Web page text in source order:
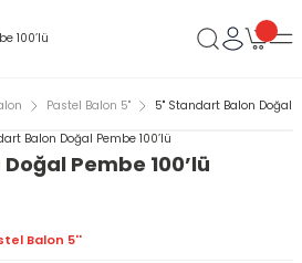
Pastel Balon 5'' 5'' Standart Balon Doğal
Pembe 100’lü
Balon 5''